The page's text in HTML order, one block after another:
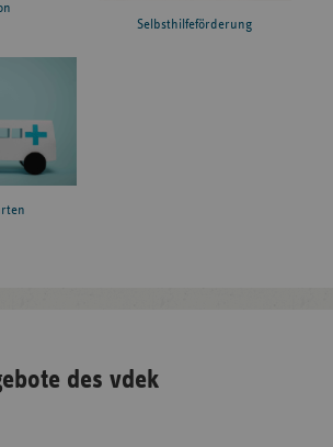
Selbsthilfeförderung
des vdek